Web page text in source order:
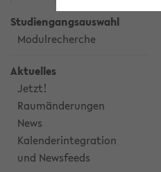
Studiengangsauswahl
Modulrecherche
Aktuelles
Jetzt!
Raumänderungen
News
Kalenderintegration
und Newsfeeds